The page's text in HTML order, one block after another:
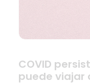
COVID
puede viajar